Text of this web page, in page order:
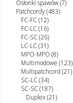
Osłonki spawów (7)
Patchcordy (483)
FC-FC (12)
FC-LC (16)
FC-SC (26)
LC-LC (31)
MPO-MPO (8)
Multimodowe (123)
Multipatchcord (21)
SC-LC (34)
SC-SC (187)
Duplex (21)